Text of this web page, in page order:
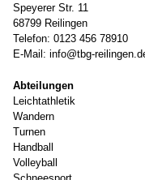
Speyerer Str. 11
68799 Reilingen
Telefon: 0123 456 78910
E-Mail: info@tbg-
Abteilungen
Leichtathletik
Wandern
Turnen
Handball
Volleyball